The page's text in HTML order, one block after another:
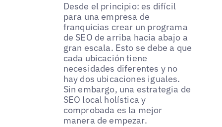
Desde el principio: es difícil
para una empresa de
franquicias crear un programa
de SEO de arriba hacia abajo a
gran escala. Esto se debe a que
cada ubicación tiene
necesidades diferentes y no
hay dos ubicaciones iguales.
Sin embargo, una estrategia de
SEO local holística y
comprobada es la mejor
manera de empezar.